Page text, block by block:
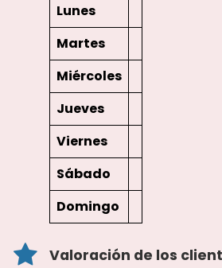
Lunes
Martes
Miércoles
Jueves
Viernes
Sábado
Domingo
Valoración de los